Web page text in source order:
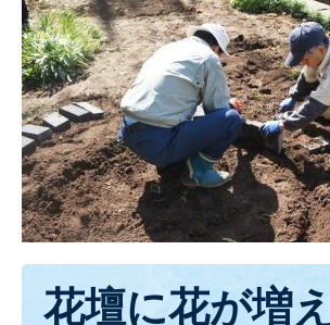
花壇に花が増